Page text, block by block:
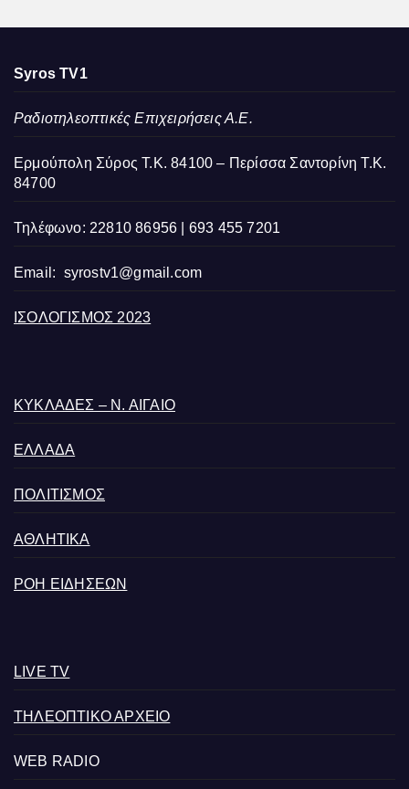
Syros TV1
Ραδιοτηλεοπτικές Επιχειρήσεις Α.Ε.
Ερμούπολη Σύρος Τ.Κ. 84100 – Περίσσα Σαντορίνη Τ.Κ.
84700
Τηλέφωνο: 22810 86956 | 693 455 7201
Email: syrostv1@gmail.com
ΙΣΟΛΟΓΙΣΜΟΣ 2023
ΚΥΚΛΑΔΕΣ – Ν. ΑΙΓΑΙΟ
ΕΛΛΑΔΑ
ΠΟΛΙΤΙΣΜΟΣ
ΑΘΛΗΤΙΚΑ
ΡΟΗ ΕΙΔΗΣΕΩΝ
LIVE TV
ΤΗΛΕΟΠΤΙΚΟ ΑΡΧΕΙΟ
WEB RADIO